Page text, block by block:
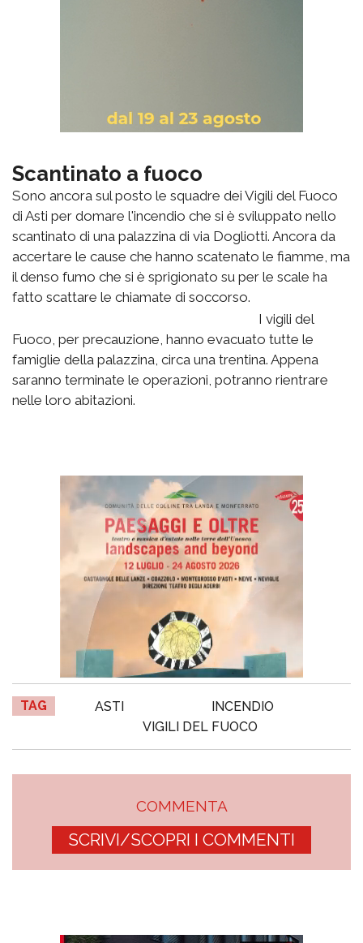
Scantinato a fuoco
Sono ancora sul posto le squadre dei Vigili del Fuoco
di Asti per domare l'incendio che si è sviluppato nello
scantinato di una palazzina di via Dogliotti. Ancora da
accertare le cause che hanno scatenato le fiamme, ma
il denso fumo che si è sprigionato su per le scale ha
fatto scattare le chiamate di soccorso.
I vigili del
Fuoco, per precauzione, hanno evacuato tutte le
famiglie della palazzina, circa una trentina. Appena
saranno terminate le operazioni, potranno rientrare
nelle loro abitazioni.
TAG ASTI
INCENDIO
VIGILI DEL FUOCO
COMMENTA
SCRIVI/SCOPRI I COMMENTI